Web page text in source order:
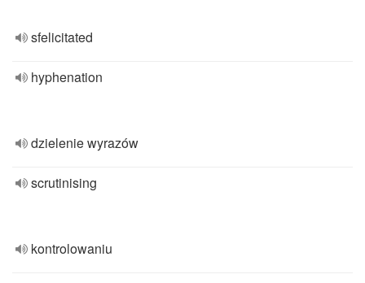
sfelicitated
hyphenation
dzielenie wyrazów
scrutinising
kontrolowaniu